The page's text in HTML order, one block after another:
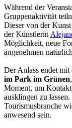
Während der
Gruppenaktivität
Dieser von der
der Künstlerin
Möglichkeit, neue
angenehmen
Der Anlass endet mit
im Park im Grünen
Moment, um
ausklingen zu
Tourismusbranche
anwesend sein.